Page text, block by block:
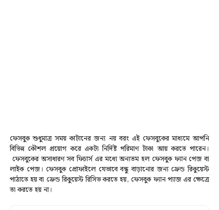
ফেসবুক শুধুমাত্র সময় কাটানের জন্য নয় বরং এই ফেসবুকের মাধ্যমে আপনি
বিভিন্ন কৌশল প্রয়োগ করে একটা নির্দিষ্ট পরিমাণ টাকা আয় করতে পারেন।
ফেসবুকের অসাধারণ সব ফিচার্স এর মধ্যে অন্যতম হল ফেসবুক ফ্যান পেজ বা
লাইক পেজ। ফেসবুক প্রোফাইলে যেভাবে বন্ধু বাড়ানোর জন্য ফ্রেন্ড রিকুয়েস্ট
পাঠাতে হয় বা ফ্রেন্ড রিকুয়েস্ট রিসিভ করতে হয়, ফেসবুক ফ্যান প্যাজ এর ক্ষেত্রে
তা করতে হয় না।